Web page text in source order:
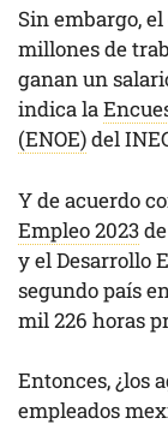
Sin embargo,
millones de
ganan un
indica la
(ENOE)del
Y de acuerdo
Empleo 2023
y el Desarrollo
segundo país
mil 226 horas
Entonces, ¿los
empleados